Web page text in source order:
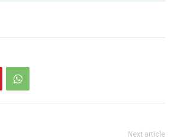
Next article